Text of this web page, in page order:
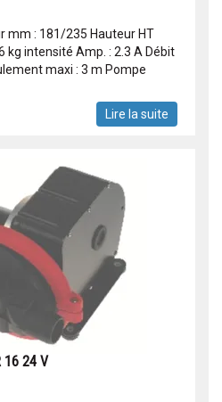
mm : 181/235 Hauteur HT
kg intensité Amp. : 2.3 A Débit
maxi : 3 m Pompe
Lire la suite
16 24 V